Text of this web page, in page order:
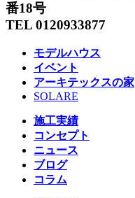
番18号
TEL 0120933877
モデルハウス
イベント
アーキテックスの家
SOLARE
施工実績
コンセプト
ニュース
ブログ
コラム